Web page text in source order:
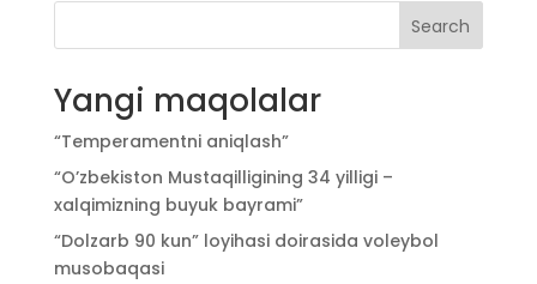
Search
Yangi maqolalar
“Temperamentni aniqlash”
“O’zbekiston Mustaqilligining 34 yilligi –
xalqimizning buyuk bayrami”
“Dolzarb 90 kun” loyihasi doirasida voleybol
musobaqasi